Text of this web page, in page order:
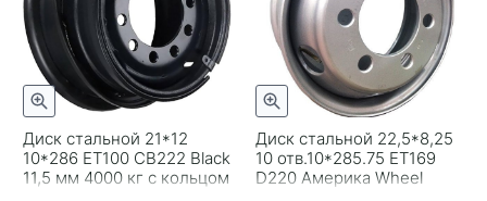
Диск стальной 21*12
10*286 ET100 CB222 Black
11,5 мм 4000 кг с кольцом
Accuride
Диск стальной 22,5*8,25
10 отв.10*285.75 ET169
D220 Америка Wheel
Power